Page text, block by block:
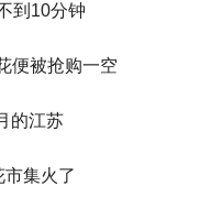
到10分钟
便被抢购一空
的江苏
市集火了